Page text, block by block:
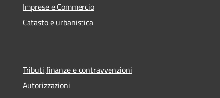
Imprese e Commercio
Catasto e urbanistica
Tributi,finanze e contravvenzioni
Autorizzazioni